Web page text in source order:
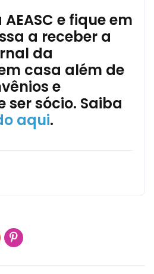
e fique em
a receber a
da
casa além de
e
ser sócio. Saiba
aqui.